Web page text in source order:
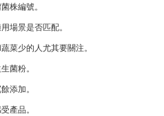
株編號。
場景是否匹配。
菜少的人尤其要關注。
菌粉。
添加。
產品。